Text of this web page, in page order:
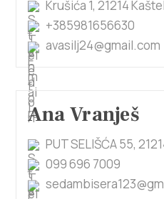
Krušića 1, 21214
+385981656630
avasilj24@gmail.com
Ana Vranješ
PUT SELIŠĆA 55,
099 696 7009